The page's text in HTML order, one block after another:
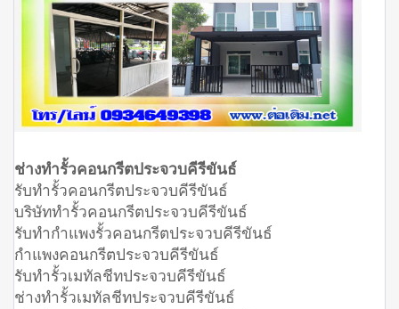
ช่างทำรั้วคอนกรีตประจวบคีรีขันธ์
รับทำรั้วคอนกรีตประจวบคีรีขันธ์
บริษัททำรั้วคอนกรีตประจวบคีรีขันธ์
รับทำกำแพงรั้วคอนกรีตประจวบคีรีขันธ์
กำแพงคอนกรีตประจวบคีรีขันธ์
รับทำรั้วเมทัลชีทประจวบคีรีขันธ์
ช่างทำรั้วเมทัลชีทประจวบคีรีขันธ์